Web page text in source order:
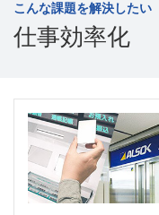
こんな課題を解決したい
仕事効率化